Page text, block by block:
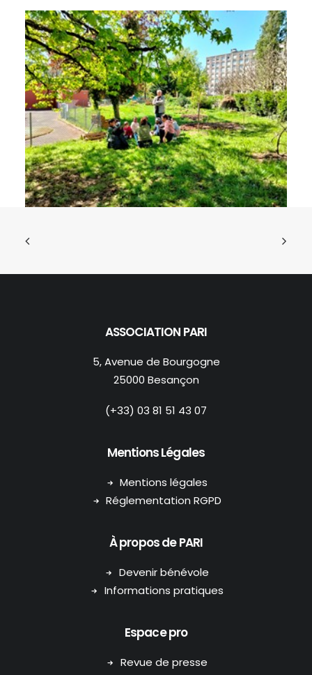
ASSOCIATION PARI
5, Avenue de Bourgogne
25000 Besançon
(+33) 03 81 51 43 07
Mentions Légales
Mentions légales
Réglementation RGPD
À propos de PARI
Devenir bénévole
Informations pratiques
Espace pro
Revue de presse